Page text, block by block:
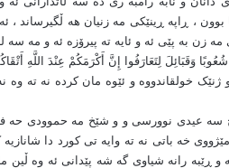
، ڕاپه ڕینێکی مه زنیان هه ڵگیرساند
زن به پێی ئه و ئایه ته پیرۆزه ئه و مه سه
وَقَبَائِلَ لِتَعَارَفُوا إِنَّ أَكْرَمَكُمْ عِنْدَ اللَّهِ أَتْقَاكُمْ إِنَّ
خولقاندووه و ئێوه مان کرده نه ته وه
سه عیدی نوورسی و و شێخ مه حموودی حه
خه باتی نه ته وایه تی کورد دا
رانه شیاوی گه شه پێدانی ئه وه ڵین